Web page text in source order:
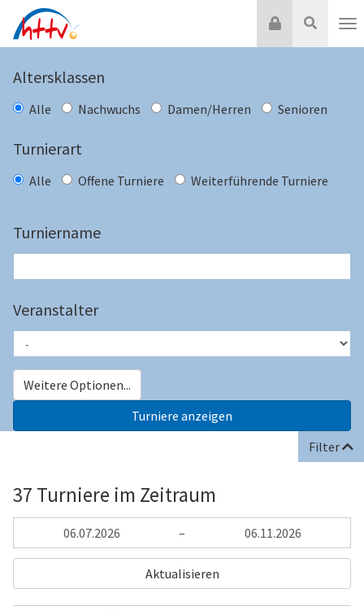
Inhalt
springen
Suche
Login
Altersklassen
Alle Nachwuchs Damen/Herren Senioren
Turnierart
Alle Offene Turniere Weiterführende Turniere
Turniername
Veranstalter
Weitere Optionen...
Filter
37 Turniere im Zeitraum
–
Aktualisieren